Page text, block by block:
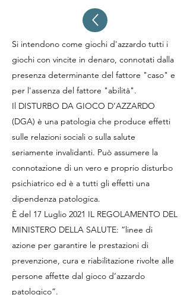
Si intendono come giochi d'azzardo tutti i
giochi con vincite in denaro, connotati dalla
presenza determinante del fattore "caso" e
per l'assenza del fattore "abilità".
Il DISTURBO DA GIOCO D’AZZARDO
(DGA) è una patologia che produce effetti
sulle relazioni sociali o sulla salute
seriamente invalidanti. Può assumere la
connotazione di un vero e proprio disturbo
psichiatrico ed è a tutti gli effetti una
dipendenza patologica.
È del 17 Luglio 2021 IL REGOLAMENTO DEL
MINISTERO DELLA SALUTE: “linee di
azione per garantire le prestazioni di
prevenzione, cura e riabilitazione rivolte alle
persone affette dal gioco d’azzardo
patologico”.